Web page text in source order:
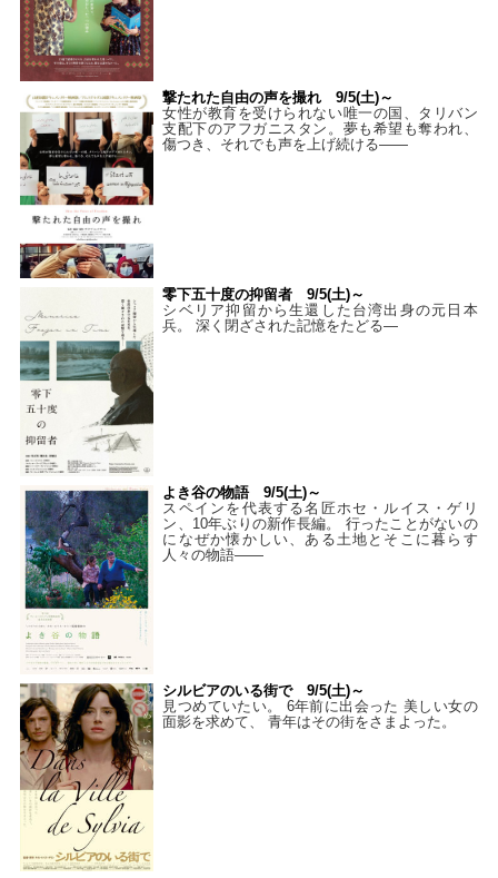
撃たれた自由の声を撮れ 9/5(土)～
女性が教育を受けられない唯一の国、タリバン
支配下のアフガニスタン。夢も希望も奪われ、
傷つき、それでも声を上げ続ける——
零下五十度の抑留者 9/5(土)～
シベリア抑留から生還した台湾出身の元日本
兵。 深く閉ざされた記憶をたどる—
よき谷の物語 9/5(土)～
スペインを代表する名匠ホセ・ルイス・ゲリ
ン、10年ぶりの新作長編。 行ったことがないの
になぜか懐かしい、ある土地とそこに暮らす
人々の物語――
シルビアのいる街で 9/5(土)～
見つめていたい。 6年前に出会った 美しい女の
面影を求めて、 青年はその街をさまよった。